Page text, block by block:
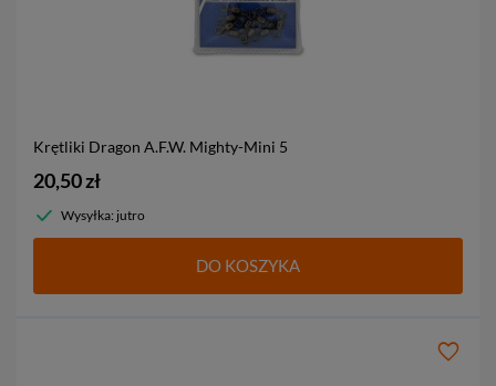
Krętliki Dragon A.F.W. Mighty-Mini 5
20,50 zł
Wysyłka: jutro
DO KOSZYKA